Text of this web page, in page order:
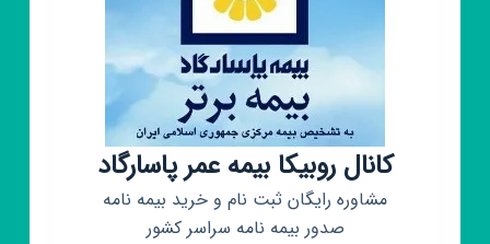
کانال روبیکا بیمه عمر پاسارگاد
مشاوره رایگان ثبت نام و خرید بیمه نامه
صدور بیمه نامه سراسر کشور